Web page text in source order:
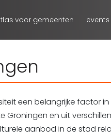
voor gemeenten events
een belangrijke factor in
Groningen en uit
aanbod in de stad